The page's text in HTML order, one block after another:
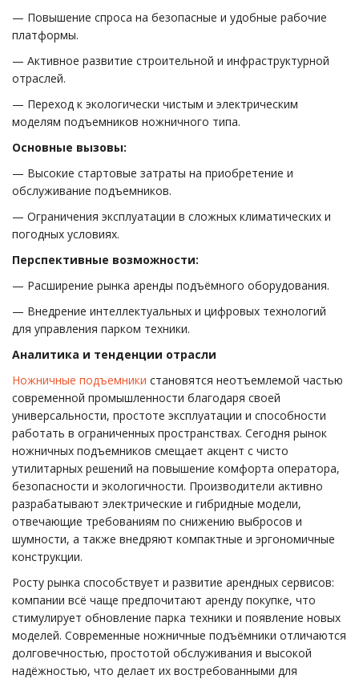
— Повышение спроса на безопасные и удобные рабочие
платформы.
— Активное развитие строительной и инфраструктурной
отраслей.
— Переход к экологически чистым и электрическим
моделям подъемников ножничного типа.
Основные вызовы:
— Высокие стартовые затраты на приобретение и
обслуживание подъемников.
— Ограничения эксплуатации в сложных климатических и
погодных условиях.
Перспективные возможности:
— Расширение рынка аренды подъёмного оборудования.
— Внедрение интеллектуальных и цифровых технологий
для управления парком техники.
Аналитика и тенденции отрасли
Ножничные подъемники становятся неотъемлемой частью
современной промышленности благодаря своей
универсальности, простоте эксплуатации и способности
работать в ограниченных пространствах. Сегодня рынок
ножничных подъемников смещает акцент с чисто
утилитарных решений на повышение комфорта оператора,
безопасности и экологичности. Производители активно
разрабатывают электрические и гибридные модели,
отвечающие требованиям по снижению выбросов и
шумности, а также внедряют компактные и эргономичные
конструкции.
Росту рынка способствует и развитие арендных сервисов:
компании всё чаще предпочитают аренду покупке, что
стимулирует обновление парка техники и появление новых
моделей. Современные ножничные подъёмники отличаются
долговечностью, простотой обслуживания и высокой
надёжностью, что делает их востребованными для